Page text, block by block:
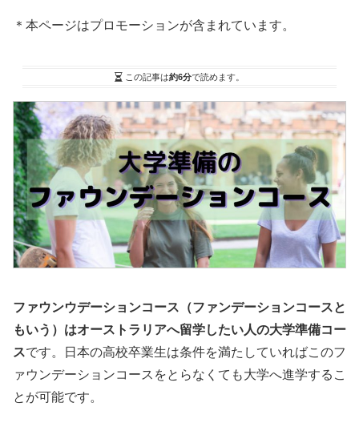
＊本ページはプロモーションが含まれています。
この記事は約6分で読めます。
ファウンウデーションコース（ファンデーションコースと
もいう）はオーストラリアへ留学したい人の大学準備コー
スです。日本の高校卒業生は条件を満たしていればこのフ
ァウンデーションコースをとらなくても大学へ進学するこ
とが可能です。